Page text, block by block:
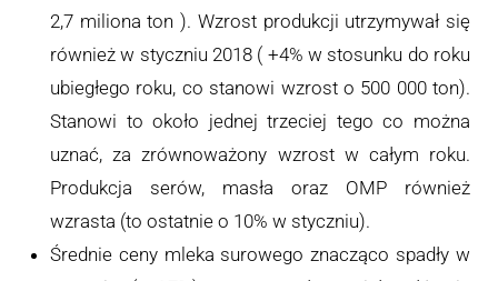
2,7 miliona ton ). Wzrost produkcji utrzymywał się
również w styczniu 2018 ( +4% w stosunku do roku
ubiegłego roku, co stanowi wzrost o 500 000 ton).
Stanowi to około jednej trzeciej tego co można
uznać, za zrównoważony wzrost w całym roku.
Produkcja serów, masła oraz OMP również
wzrasta (to ostatnie o 10% w styczniu).
Średnie ceny mleka surowego znacząco spadły w